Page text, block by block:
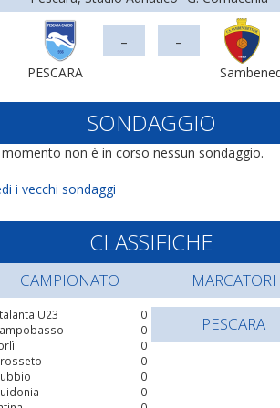
PESCARA
- -
SONDAGGIO
non è in corso nessun sondaggio.
i vecchi sondaggi
CLASSIFICHE
CAMPIONATO
0
U23
0
0
0
0
0
MARCATORI
PESCARA